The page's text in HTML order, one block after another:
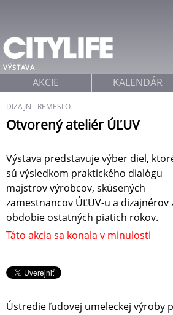
VÝSTAVA
DIZAJN REMESLO
Otvorený ateliér ÚĽUV
Výstava predstavuje výber diel,
sú výsledkom praktického dialógu
majstrov výrobcov, skúsených
zamestnancov ÚĽUV-u a dizajnérov
obdobie ostatných piatich rokov.
Táto akcia sa konala v minulosti
Ústredie ľudovej umeleckej výroby
AKCIE KALENDÁR